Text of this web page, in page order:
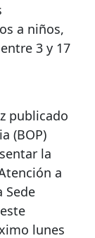
a niños,
3 y 17
publicado
(BOP)
la
a
Sede
lunes